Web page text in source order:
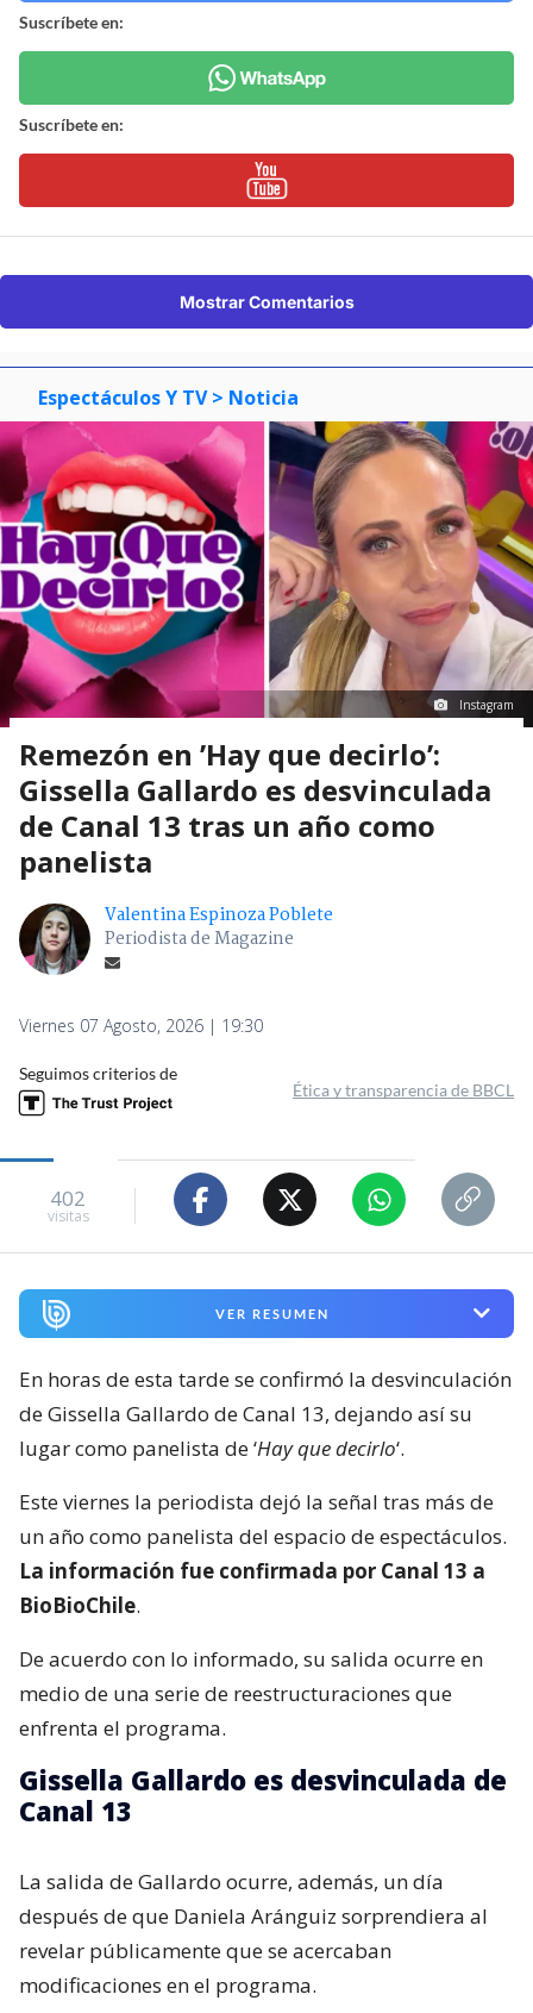
Suscríbete en:
Suscríbete en:
Mostrar Comentarios
Espectáculos Y TV > Noticia
Instagram
Remezón en ’Hay que decirlo’:
Gissella Gallardo es desvinculada
de Canal 13 tras un año como
panelista
Valentina Espinoza Poblete
Periodista de Magazine
Viernes 07 Agosto, 2026 | 19:30
Seguimos criterios de
Ética y transparencia de BBCL
402
visitas
VER RESUMEN
En horas de esta tarde se confirmó la desvinculación
de Gissella Gallardo de Canal 13, dejando así su
lugar como panelista de ‘Hay que decirlo‘.
Este viernes la periodista dejó la señal tras más de
un año como panelista del espacio de espectáculos.
La información fue confirmada por Canal 13 a
BioBioChile.
De acuerdo con lo informado, su salida ocurre en
medio de una serie de reestructuraciones que
enfrenta el programa.
Gissella Gallardo es desvinculada de
Canal 13
La salida de Gallardo ocurre, además, un día
después de que Daniela Aránguiz sorprendiera al
revelar públicamente que se acercaban
modificaciones en el programa.